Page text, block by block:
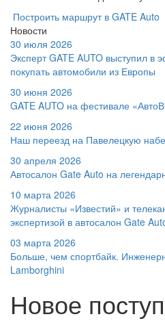
Построить маршрут в GATE Auto
Новости
30 июля 2026
Эксперт GATE AUTO выступил в
покупать автомобили из Европы
30 июня 2026
GATE AUTO на фестивале
22 июня 2026
Наш переезд на Павелецкую
30 апреля 2026
Автосалон Gate Auto на
10 марта 2026
Журналисты «Известий» и
экспертизой в автосалон Gate
03 марта 2026
Больше, чем спортбайк.
Lamborghini
Новое